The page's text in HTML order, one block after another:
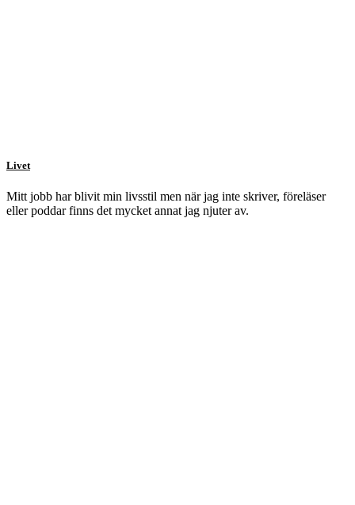
Livet
Mitt jobb har blivit min livsstil men när jag inte skriver, föreläser
eller poddar finns det mycket annat jag njuter av.